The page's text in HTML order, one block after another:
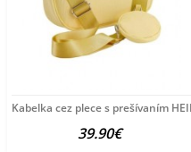
Kabelka cez plece s prešívaním
39.90€